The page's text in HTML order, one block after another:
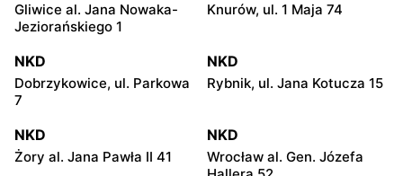
Gliwice al. Jana Nowaka-
Jeziorańskiego 1
Knurów, ul. 1 Maja 74
NKD
Dobrzykowice, ul. Parkowa
7
NKD
Rybnik, ul. Jana Kotucza 15
NKD
Żory al. Jana Pawła II 41
NKD
Wrocław al. Gen. Józefa